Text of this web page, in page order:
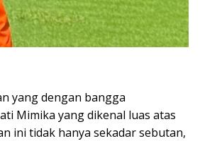
yang dengan bangga
Mimika yang dikenal luas atas
ini tidak hanya sekadar sebutan,